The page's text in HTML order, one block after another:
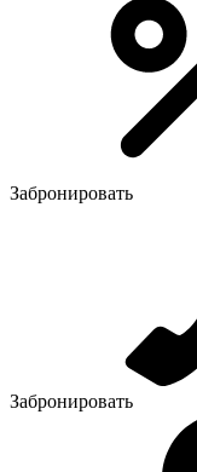
Забронировать
Забронировать